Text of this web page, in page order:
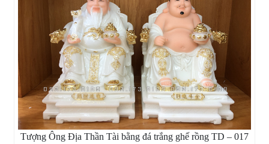
Tượng Ông Địa Thần Tài bằng đá trắng ghế rồng TD – 017